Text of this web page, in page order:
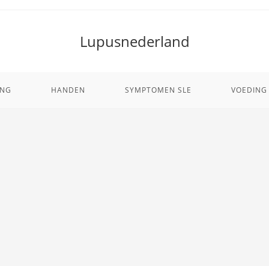
Lupusnederland
HANDEN SYMPTOMEN SLE VOEDING